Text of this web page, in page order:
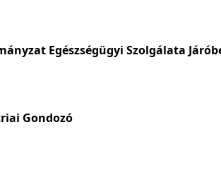
Egészségügyi Szolgálata
Gondozó